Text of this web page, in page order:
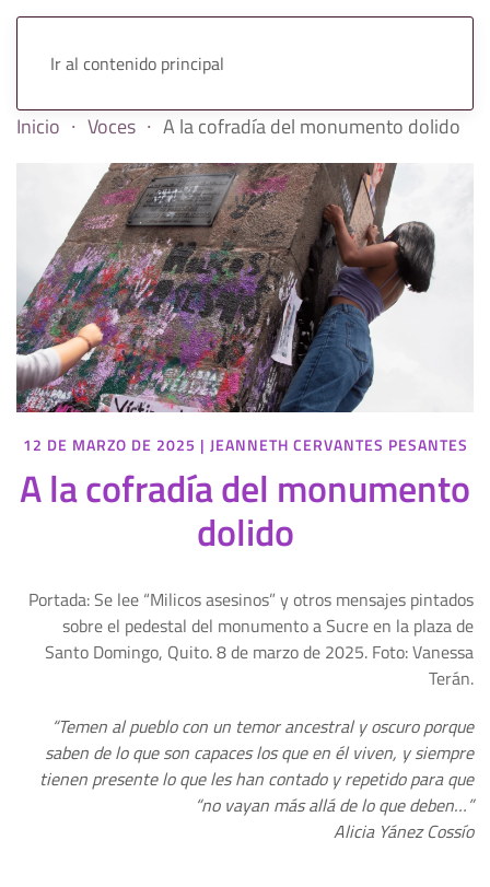
Ir al contenido principal
Inicio Voces A la cofradía del monumento dolido
12 DE MARZO DE 2025 | JEANNETH CERVANTES PESANTES
A la cofradía del monumento
dolido
Portada: Se lee “Milicos asesinos” y otros mensajes pintados
sobre el pedestal del monumento a Sucre en la plaza de
Santo Domingo, Quito. 8 de marzo de 2025. Foto: Vanessa
Terán.
“Temen al pueblo con un temor ancestral y oscuro porque
saben de lo que son capaces los que en él viven, y siempre
tienen presente lo que les han contado y repetido para que
“no vayan más allá de lo que deben…”
Alicia Yánez Cossío